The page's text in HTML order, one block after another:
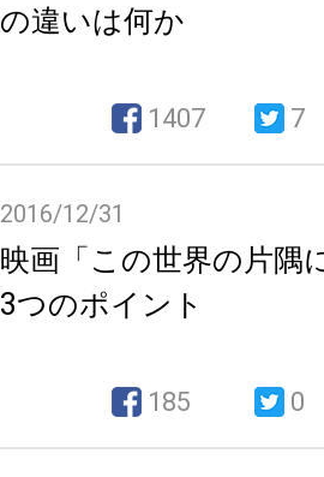
の違いは何か
1407 7
2016/12/31
映画「この世界の片隅
3つのポイント
185 0